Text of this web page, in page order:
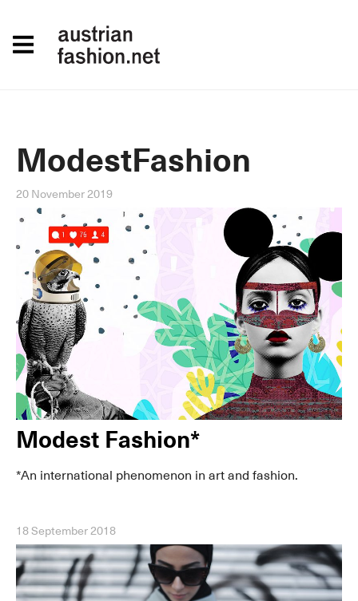
ModestFashion
20 November 2019
Modest Fashion*
*An international phenomenon in art and fashion.
18 September 2018